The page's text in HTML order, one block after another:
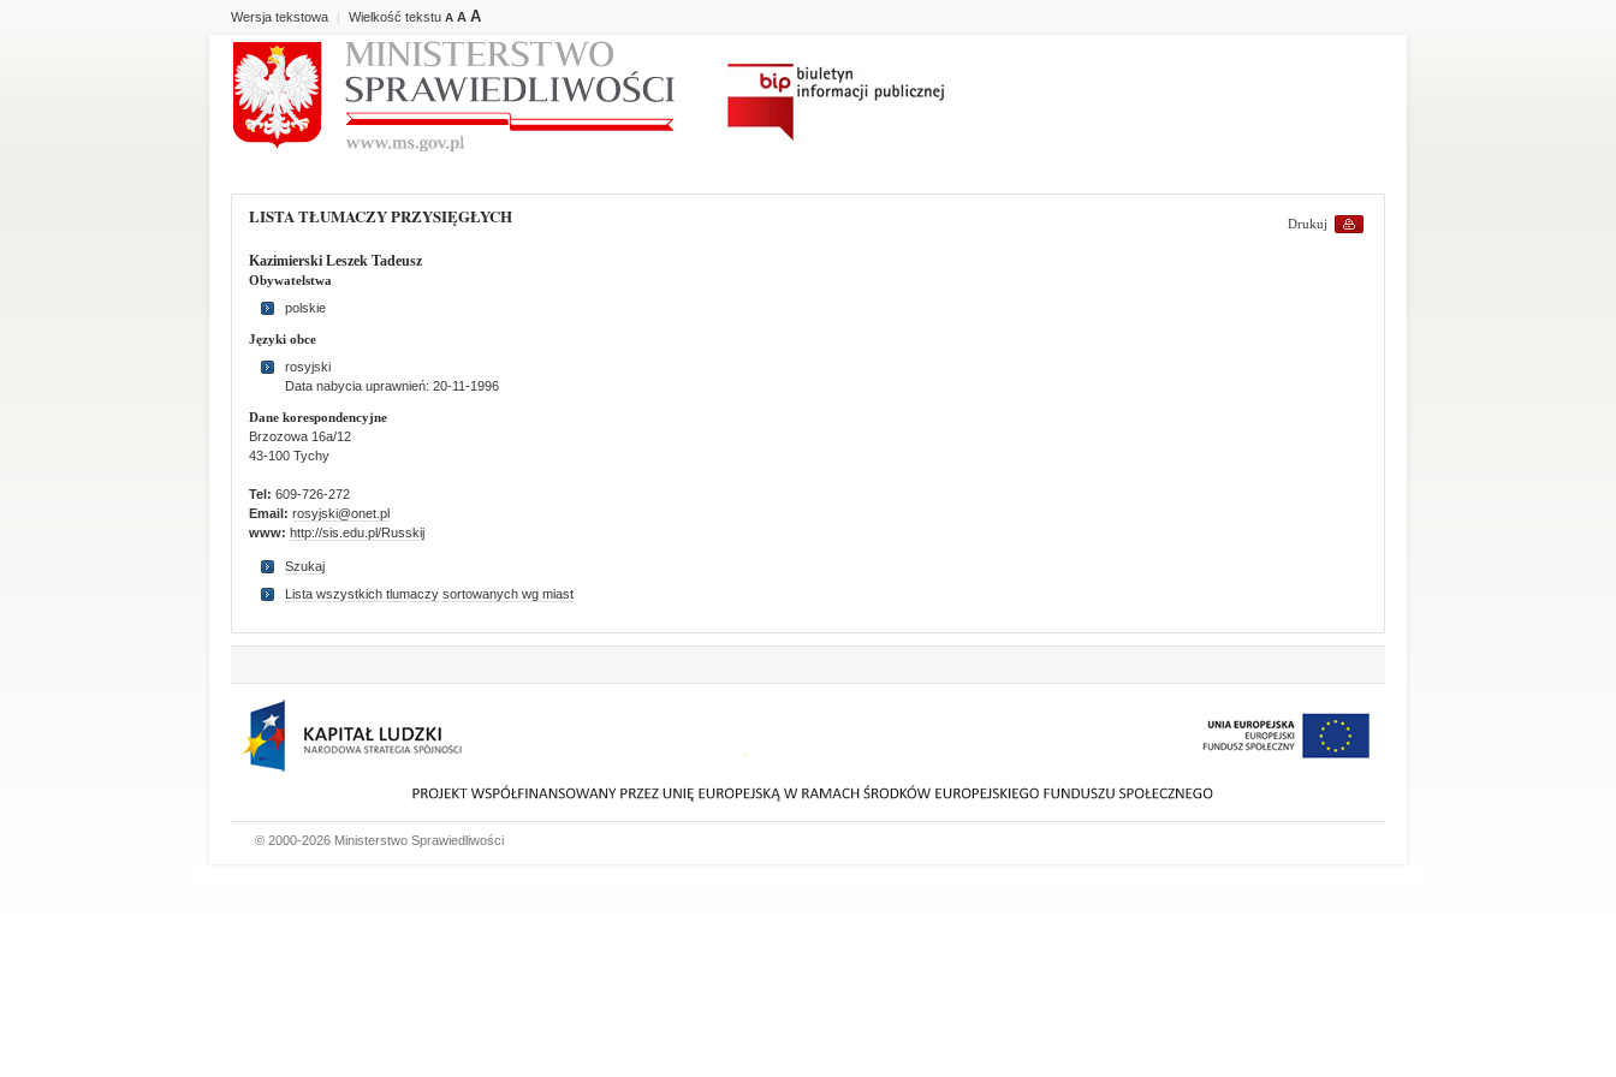
Wersja tekstowa | Wielkość tekstu A A A
Drukuj
LISTA TŁUMACZY PRZYSIĘGŁYCH
Kazimierski Leszek Tadeusz
Obywatelstwa
polskie
Języki obce
rosyjski
Data nabycia uprawnień: 20-11-1996
Dane korespondencyjne
Brzozowa 16a/12
43-100 Tychy
Tel: 609-726-272
Email: rosyjski@onet.pl
www: http://sis.edu.pl/Russkij
Szukaj
Lista wszystkich tlumaczy sortowanych wg miast
© 2000-2026 Ministerstwo Sprawiedliwości